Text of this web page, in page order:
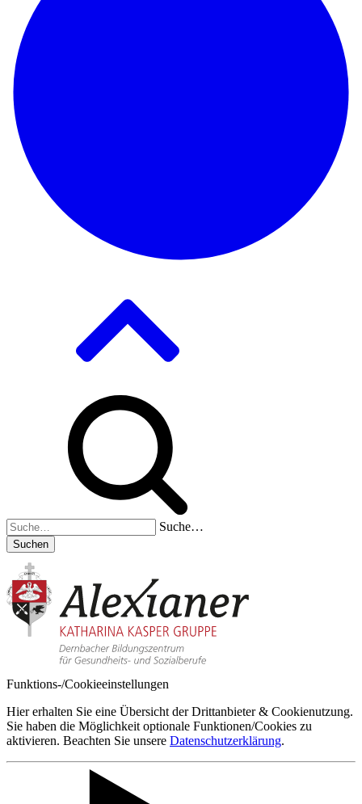
Suche…
Suchen
Funktions-/Cookieeinstellungen
Hier erhalten Sie eine Übersicht der Drittanbieter & Cookienutzung.
Sie haben die Möglichkeit optionale Funktionen/Cookies zu
aktivieren. Beachten Sie unsere Datenschutzerklärung.